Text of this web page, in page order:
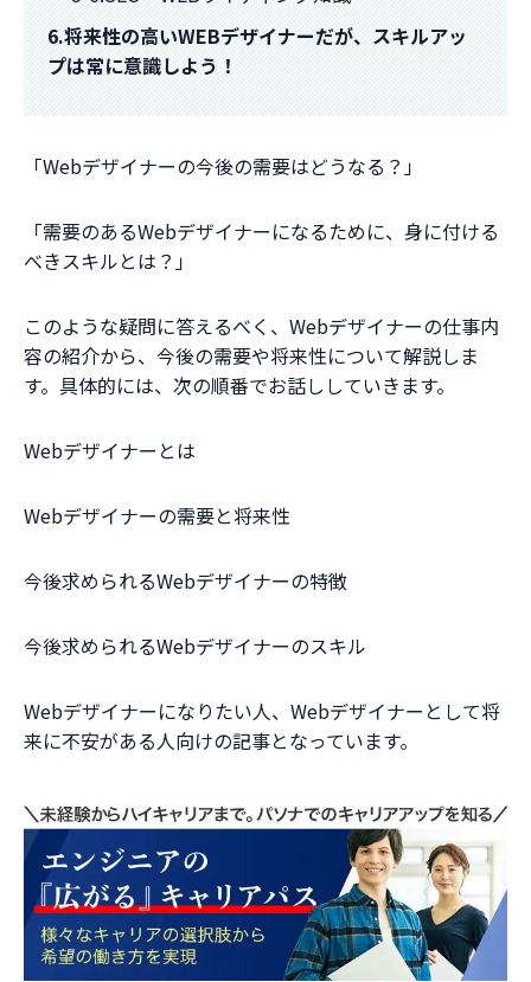
6.将来性の高いWEBデザイナーだが、スキルアッ
プは常に意識しよう！
「Webデザイナーの今後の需要はどうなる？」
「需要のあるWebデザイナーになるために、身に付ける
べきスキルとは？」
このような疑問に答えるべく、Webデザイナーの仕事内
容の紹介から、今後の需要や将来性について解説しま
す。具体的には、次の順番でお話ししていきます。
Webデザイナーとは
Webデザイナーの需要と将来性
今後求められるWebデザイナーの特徴
今後求められるWebデザイナーのスキル
Webデザイナーになりたい人、Webデザイナーとして将
来に不安がある人向けの記事となっています。